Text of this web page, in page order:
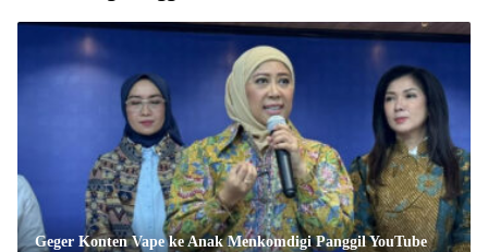
Geger Konten Vape ke Anak Menkomdigi Panggil YouTube